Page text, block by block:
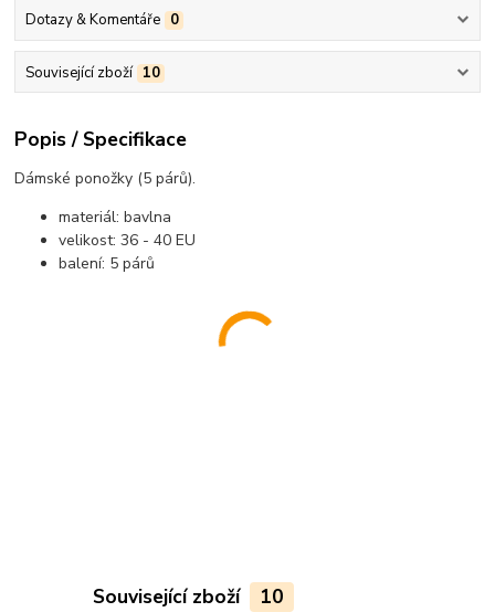
Dotazy & Komentáře 0
Související zboží 10
Popis / Specifikace
Dámské ponožky (5 párů).
materiál: bavlna
velikost: 36 - 40 EU
balení: 5 párů
Související zboží 10